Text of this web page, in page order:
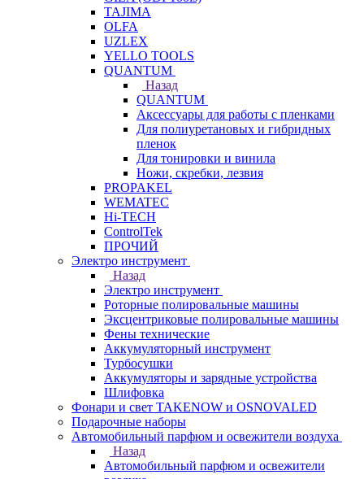
TAJIMA
OLFA
UZLEX
YELLO TOOLS
QUANTUM
Назад
QUANTUM
Аксессуары для работы с пленками
Для полиуретановых и гибридных
пленок
Для тонировки и винила
Ножи, скребки, лезвия
PROPAKEL
WEMATEC
Hi-TECH
ControlTek
ПРОЧИЙ
Электро инструмент
Назад
Электро инструмент
Роторные полировальные машины
Эксцентриковые полировальные машины
Фены технические
Аккумуляторный инструмент
Турбосушки
Аккумуляторы и зарядные устройства
Шлифовка
Фонари и свет TAKENOW и OSNOVALED
Подарочные наборы
Автомобильный парфюм и освежители воздуха
Назад
Автомобильный парфюм и освежители